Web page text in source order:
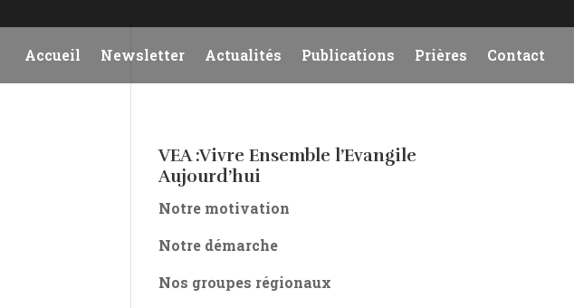
Accueil Newsletter Actualités Publications Prières Contact
VEA :Vivre Ensemble l’Evangile
Aujourd’hui
Notre motivation
Notre démarche
Nos groupes régionaux